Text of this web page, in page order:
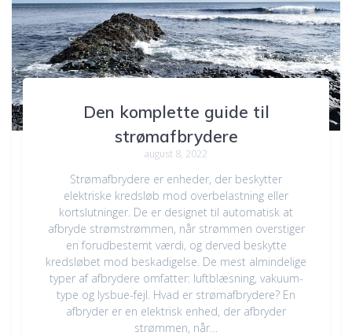
Den komplette guide til
strømafbrydere
august 8, 2022
Strømafbrydere er enheder, der beskytter
elektriske kredsløb mod overbelastning eller
kortslutninger. De er designet til automatisk at
afbryde strømstrømmen, når strømmen overstiger
en forudbestemt værdi, og derved beskytte
kredsløbet mod beskadigelse. De mest almindelige
typer af afbrydere omfatter: luftblæsning, vakuum-
type og lysbue-fejl. Hvad er strømafbrydere? En
afbryder er en elektrisk enhed, der afbryder
strømmen, når…